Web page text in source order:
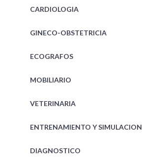
CARDIOLOGIA
GINECO-OBSTETRICIA
ECOGRAFOS
MOBILIARIO
VETERINARIA
ENTRENAMIENTO Y SIMULACION
DIAGNOSTICO